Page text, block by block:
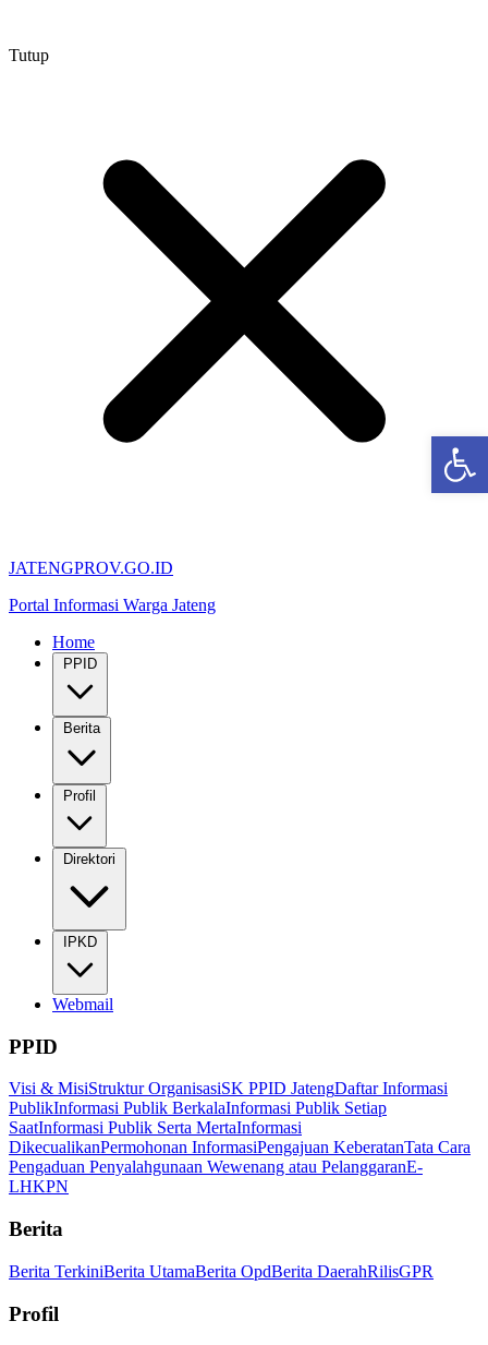
Tutup
JATENGPROV.GO.ID
Portal Informasi Warga Jateng
Home
PPID
Berita
Profil
Direktori
IPKD
Webmail
PPID
Visi & MisiStruktur OrganisasiSK PPID JatengDaftar Informasi
PublikInformasi Publik BerkalaInformasi Publik Setiap
SaatInformasi Publik Serta MertaInformasi
DikecualikanPermohonan InformasiPengajuan KeberatanTata Cara
Pengaduan Penyalahgunaan Wewenang atau PelanggaranE-
LHKPN
Berita
Berita TerkiniBerita UtamaBerita OpdBerita DaerahRilisGPR
Profil